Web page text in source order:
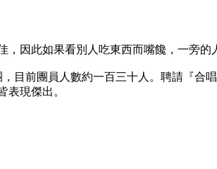
因此如果看別人吃東西而嘴饞，一旁的
目前團員人數約一百三十人。聘請『合
表現傑出。